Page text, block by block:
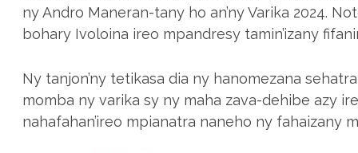
ny Andro Maneran-tany ho an’ny Varika 2024.
bohary Ivoloina ireo mpandresy tamin’izany
Ny tanjon’ny tetikasa dia ny hanomezana
momba ny varika sy ny maha zava-dehibe azy
nahafahan’ireo mpianatra naneho ny fahaizany